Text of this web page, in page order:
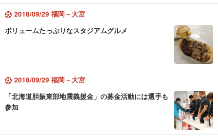
2018/09/29 福岡－大宮
ボリュームたっぷりなスタジアムグルメ
2018/09/29 福岡－大宮
「北海道胆振東部地震義援金」の募金活動には選手も
参加